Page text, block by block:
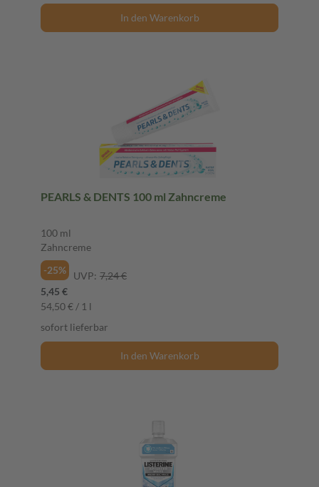
In den Warenkorb
PEARLS & DENTS 100 ml Zahncreme
100 ml
Zahncreme
-25%
UVP: 7,24 €
5,45 €
54,50 € / 1 l
sofort lieferbar
In den Warenkorb